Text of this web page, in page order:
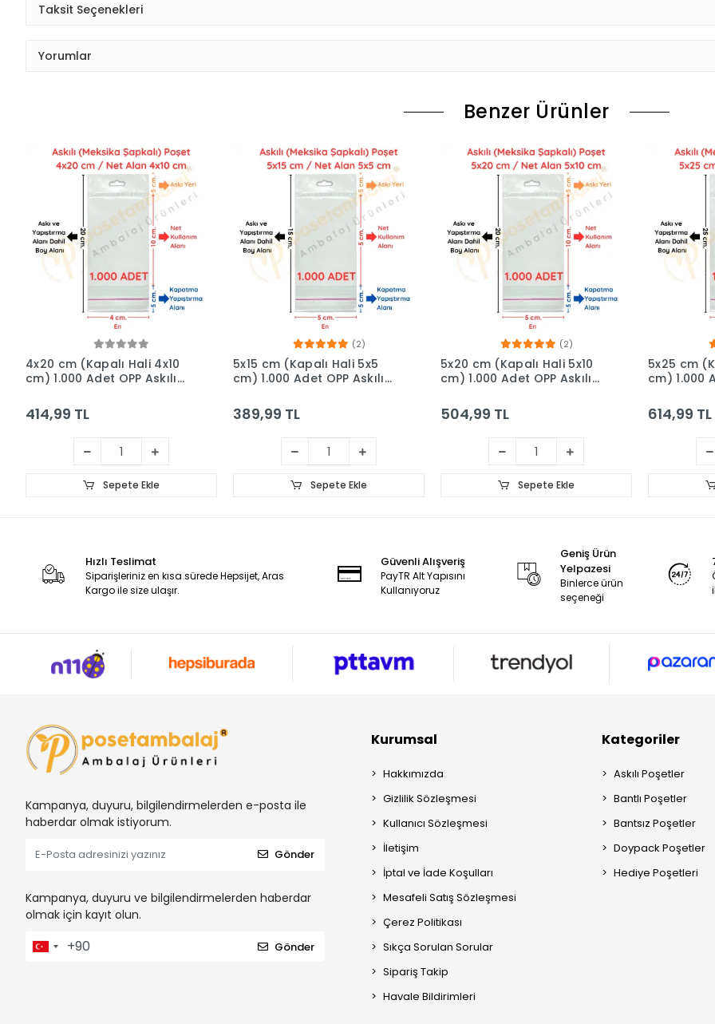
Taksit Seçenekleri
Yorumlar
Benzer Ürünler
4x20 cm (Kapalı Hali 4x10
cm) 1.000 Adet OPP Askılı
414,99 TL
Sepete Ekle
(2)
5x15 cm (Kapalı Hali 5x5
cm) 1.000 Adet OPP Askılı
389,99 TL
Sepete Ekle
(2)
5x20 cm (Kapalı Hali 5x10
cm) 1.000 Adet OPP Askılı
504,99 TL
Sepete Ekle
5x25 cm
cm) 1.000
614,99 TL
Hızlı Teslimat
Siparişleriniz en kısa sürede Hepsijet, Aras
Kargo ile size ulaşır.
Güvenli Alışveriş
PayTR Alt Yapısını
Kullanıyoruz
Geniş Ürün
Yelpazesi
Binlerce ürün
seçeneği
Kampanya, duyuru, bilgilendirmelerden e-posta ile
haberdar olmak istiyorum.
Gönder
Kampanya, duyuru ve bilgilendirmelerden haberdar
olmak için kayıt olun.
Gönder
Kurumsal
Hakkımızda
Gizlilik Sözleşmesi
Kullanıcı Sözleşmesi
İletişim
İptal ve İade Koşulları
Mesafeli Satış Sözleşmesi
Çerez Politikası
Sıkça Sorulan Sorular
Sipariş Takip
Havale Bildirimleri
Kategoriler
Askılı Poşetler
Bantlı Poşetler
Bantsız Poşetler
Doypack Poşetler
Hediye Poşetleri